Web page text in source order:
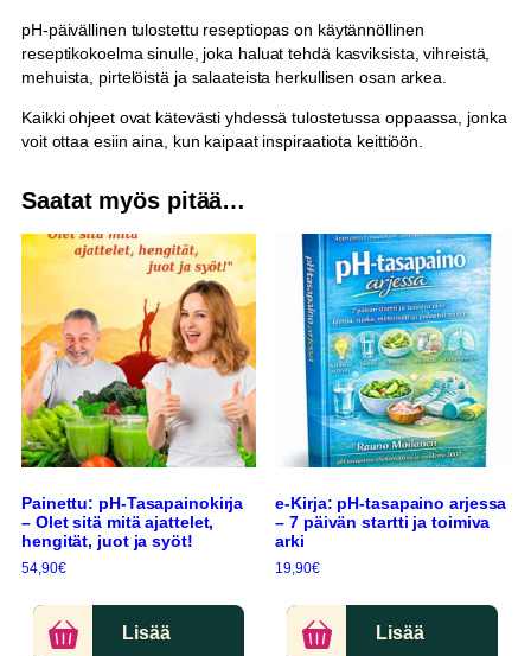
pH-päivällinen tulostettu reseptiopas on käytännöllinen
reseptikokoelma sinulle, joka haluat tehdä kasviksista, vihreistä,
mehuista, pirtelöistä ja salaateista herkullisen osan arkea.
Kaikki ohjeet ovat kätevästi yhdessä tulostetussa oppaassa, jonka
voit ottaa esiin aina, kun kaipaat inspiraatiota keittiöön.
Saatat myös pitää…
Painettu: pH-Tasapainokirja
– Olet sitä mitä ajattelet,
hengität, juot ja syöt!
54,90€
Lisää
e-Kirja: pH-tasapaino arjessa
– 7 päivän startti ja toimiva
arki
19,90€
Lisää